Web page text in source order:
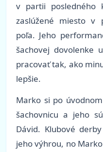
v partii posledného
zaslúžené miesto v
poľa. Jeho
šachovej dovolenke
pracovať tak, ako
lepšie.
Marko si po
šachovnicu a jeho
Dávid. Klubové
jeho výhrou, no